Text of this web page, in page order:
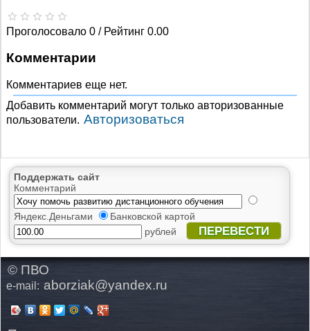
Проголосовало 0 / Рейтинг 0.00
Комментарии
Комментариев еще нет.
Добавить комментарий могут только авторизованные
пользователи. Авторизоваться
Поддержать сайт
Комментарий
Яндекс.Деньгами
Банковской картой
рублей
ПЕРЕВЕСТИ
© ПВО
e-mail: aborziak@yandex.ru